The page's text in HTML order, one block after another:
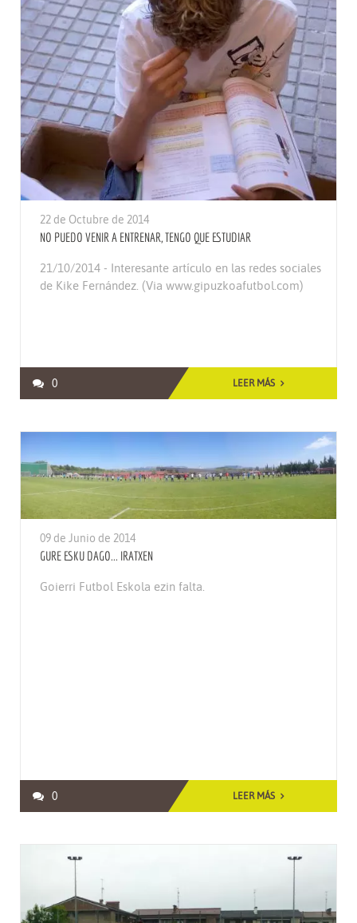
22 de Octubre de 2014
NO PUEDO VENIR A ENTRENAR, TENGO QUE ESTUDIAR
21/10/2014 - Interesante artículo en las redes sociales
de Kike Fernández. (Via www.gipuzkoafutbol.com)
0 LEER MÁS
09 de Junio de 2014
GURE ESKU DAGO... IRATXEN
Goierri Futbol Eskola ezin falta.
0 LEER MÁS